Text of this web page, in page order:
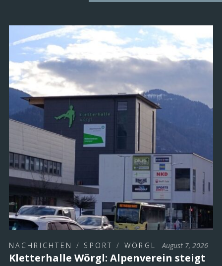
NACHRICHTEN / SPORT / WÖRGL August 7, 2026
Kletterhalle Wörgl: Alpenverein steigt